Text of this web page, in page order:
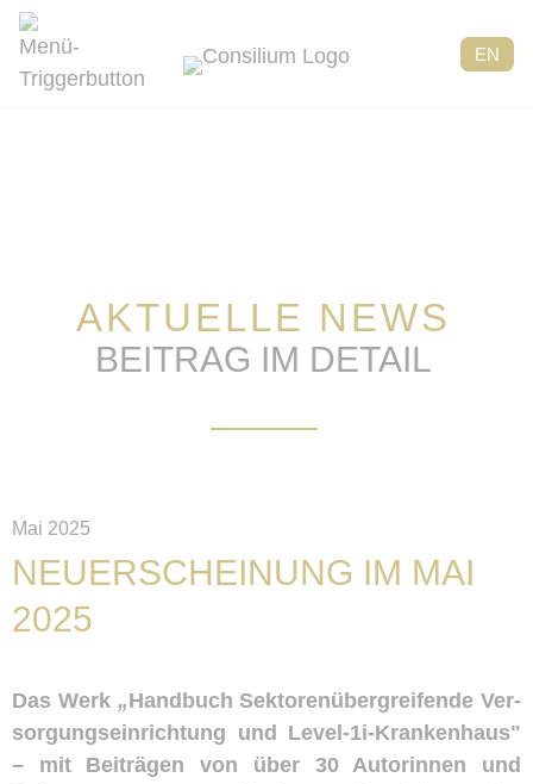
EN
AKTUELLE NEWS
BEITRAG IM DETAIL
Mai 2025
NEUERSCHEINUNG IM MAI
2025
Das Werk „Handbuch Sektoren­über­greifende Ver­
sorgungs­ein­richtung und Level-1i-Kranken­haus"
– mit Beiträgen von über 30 Autorinnen und